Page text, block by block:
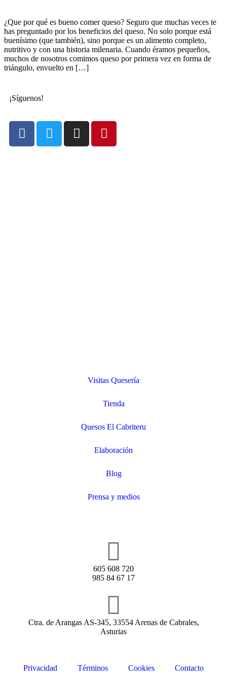
¿Que por qué es bueno comer queso? Seguro que muchas veces te
has preguntado por los beneficios del queso. No solo porque está
buenísimo (que también), sino porque es un alimento completo,
nutritivo y con una historia milenaria. Cuando éramos pequeños,
muchos de nosotros comimos queso por primera vez en forma de
triángulo, envuelto en […]
¡Síguenos!
Visitas Quesería
Tienda
Quesos El Cabriteru
Elaboración
Blog
Prensa y medios
605 608 720
985 84 67 17
Ctra. de Arangas AS-345, 33554 Arenas de Cabrales,
Asturias
Privacidad Términos Cookies Contacto